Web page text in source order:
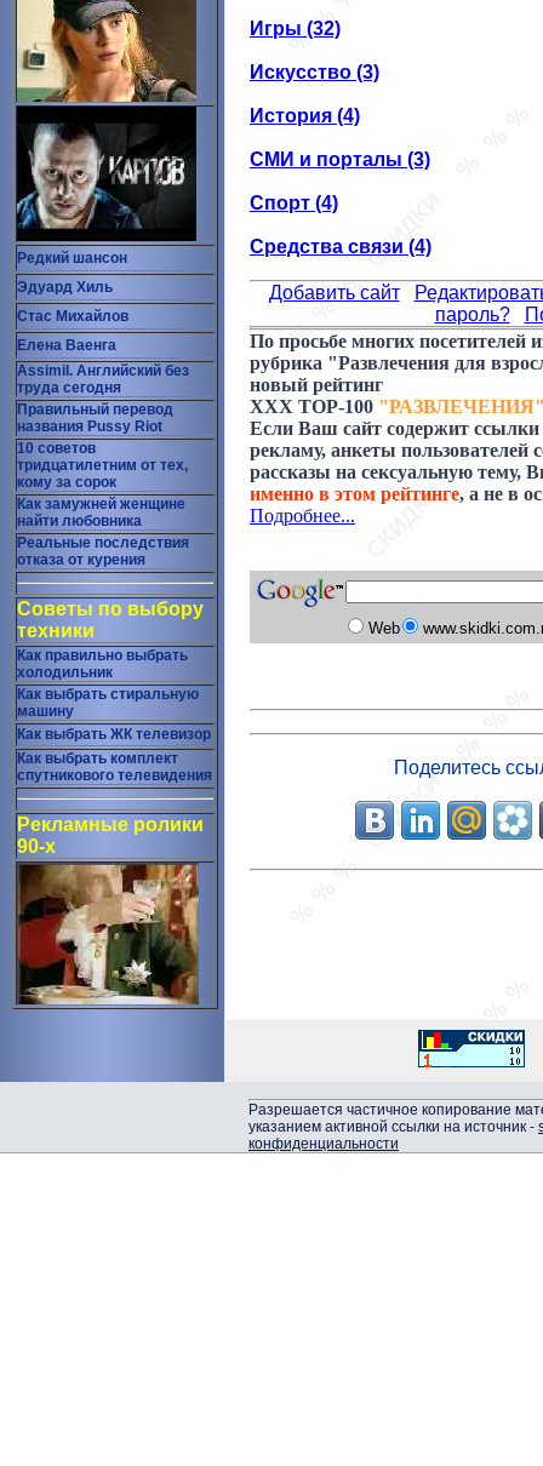
Редкий шансон
Эдуард Хиль
Стас Михайлов
Елена Ваенга
Assimil. Английский без
труда сегодня
Правильный перевод
названия Pussy Riot
10 советов
тридцатилетним от тех,
кому за сорок
Как замужней женщине
найти любовника
Реальные последствия
отказа от курения
Советы по выбору
техники
Как правильно выбрать
холодильник
Как выбрать стиральную
машину
Как выбрать ЖК телевизор
Как выбрать комплект
спутникового телевидения
Рекламные ролики
90-х
Игры (32)
Искусство (3)
История (4)
СМИ и порталы (3)
Спорт (4)
Средства связи (4)
Добавить сайт
пароль?
По просьбе многих посетителей
рубрика "Развлечения для
новый рейтинг
ХХХ ТОР-100
Если Ваш сайт содержит ссылки
рекламу, анкеты пользователей
рассказы на сексуальную тему,
именно в этом рейтинге, а не в
Подробнее...
Web
Поделитесь
Разрешается частичное копирование
указанием активной ссылки на источник -
конфиденциальности